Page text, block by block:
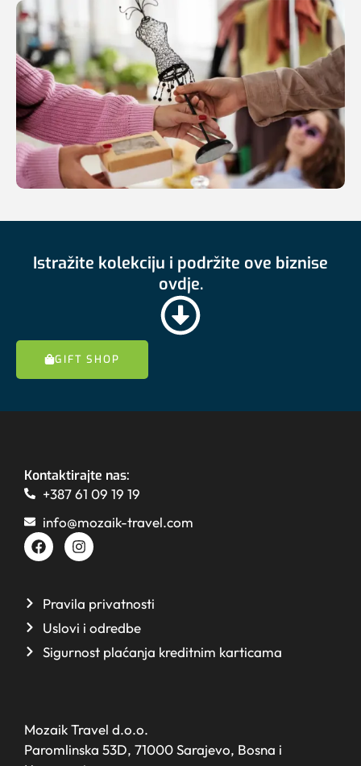
Istražite kolekciju i podržite ove biznise
ovdje.
GIFT SHOP
Kontaktirajte nas:
+387 61 09 19 19
info@mozaik-travel.com
Pravila privatnosti
Uslovi i odredbe
Sigurnost plaćanja kreditnim karticama
Mozaik Travel d.o.o.
Paromlinska 53D, 71000 Sarajevo, Bosna i